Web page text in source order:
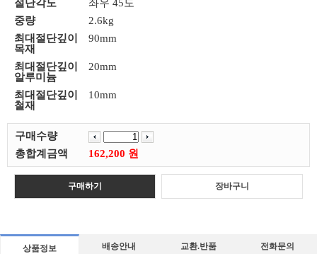
절단각도
좌우 45도
중량
2.6kg
최대절단깊이
목재
90mm
최대절단깊이
알루미늄
20mm
최대절단깊이
철재
10mm
구매수량
총합계금액
162,200 원
구매하기 장바구니
상품정보 배송안내 교환.반품 전화문의